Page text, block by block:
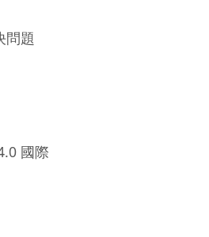
問題
國際